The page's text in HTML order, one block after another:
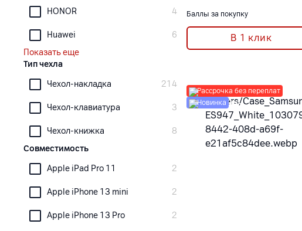
HONOR 4
Huawei
6
Показать еще
Тип чехла
Чехол-накладка
214
Чехол-клавиатура 3
Чехол-книжка
8
Совместимость
Apple iPad Pro 11
2
Apple iPhone 13 mini 2
Apple iPhone 13 Pro 2
Баллы за покупку
В 1 клик
Рассрочка без переплат
Новинка